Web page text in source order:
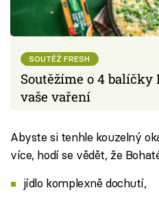
SOUTĚŽ FRESH
Soutěžíme o 4 balíčky
vaše vaření
Abyste si tenhle kouzelný
více, hodí se vědět, že
jídlo komplexně dochutí,